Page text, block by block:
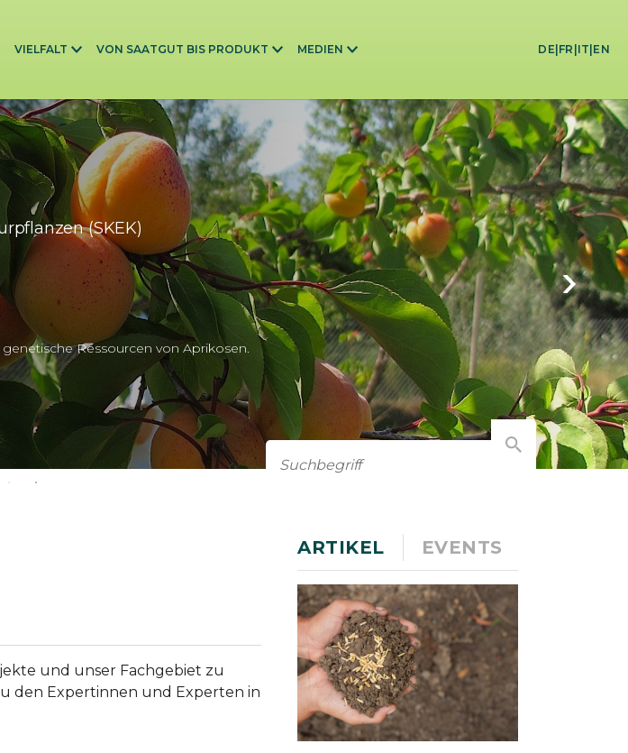
VIELFALT VON SAATGUT BIS PRODUKT MEDIEN (CURRENT) DE| FR IT EN
(SKEK)
Ressourcen von Aprikosen.
und unser Fachgebiet zu
den Expertinnen und Experten in
ARTIKEL EVENTS